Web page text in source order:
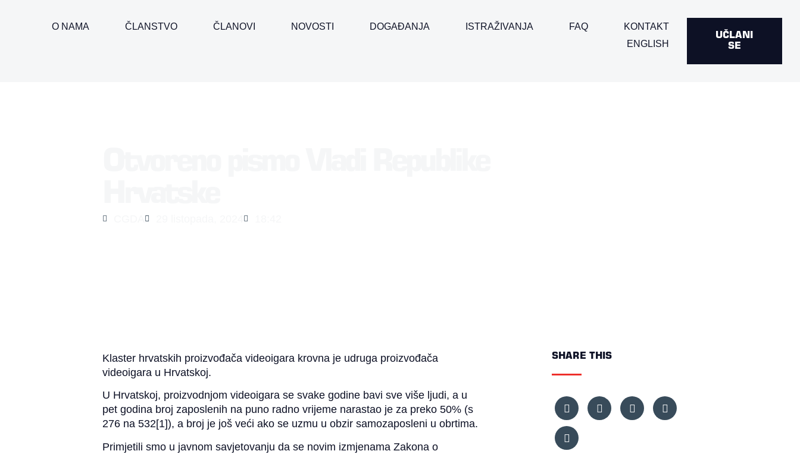
O NAMA ČLANSTVO ČLANOVI NOVOSTI DOGAĐANJA ISTRAŽIVANJA FAQ
KONTAKT
ENGLISH
UČLANI
SE
Klaster hrvatskih proizvođača videoigara krovna je udruga proizvođača
videoigara u Hrvatskoj.
U Hrvatskoj, proizvodnjom videoigara se svake godine bavi sve više ljudi, a u
pet godina broj zaposlenih na puno radno vrijeme narastao je za preko 50% (s
276 na 532[1]), a broj je još veći ako se uzmu u obzir samozaposleni u obrtima.
Primjetili smo u javnom savjetovanju da se novim izmjenama Zakona o
SHARE THIS